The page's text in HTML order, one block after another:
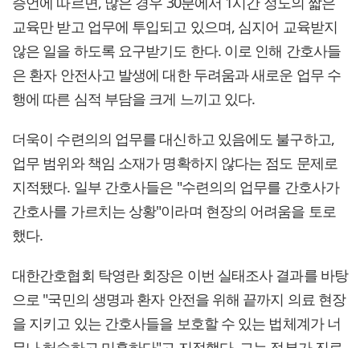
교육만 받고 업무에 투입되고 있으며, 심지어 교육받지
않은 일을 하도록 요구받기도 한다. 이로 인해 간호사들
은 환자 안전사고 발생에 대한 두려움과 새로운 업무 수
행에 따른 심적 부담을 크게 느끼고 있다.
더욱이 수련의의 업무를 대신하고 있음에도 불구하고,
업무 범위와 책임 소재가 명확하지 않다는 점도 문제로
지적됐다. 일부 간호사들은 "수련의의 업무를 간호사가
간호사를 가르치는 상황"이라며 현장의 어려움을 토로
했다.
대한간호협회 탁영란 회장은 이번 실태조사 결과를 바탕
으로 "국민의 생명과 환자 안전을 위해 끝까지 의료 현장
을 지키고 있는 간호사들을 보호할 수 있는 법체계가 너